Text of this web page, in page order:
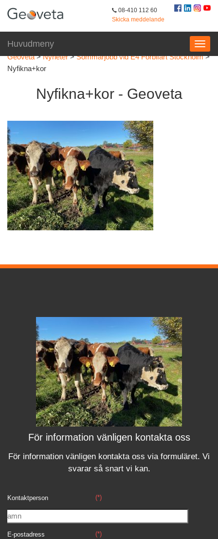
08-410 112 60
Skicka meddelande
Huvudmeny
Geoveta>Nyheter>Sommarjobb vid E4 Förbifart Stockholm>
Nyfikna+kor
Nyfikna+kor - Geoveta
För information vänligen kontakta oss
För information vänligen kontakta oss via formuläret. Vi
svararså snart vi kan.
Kontaktperson (*)
E-postadress (*)